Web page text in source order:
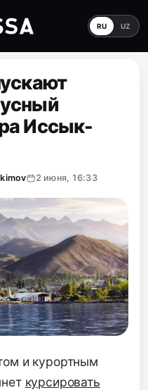
RU UZ
Иссык-
2 июня, 16:33
и курортным
курсировать